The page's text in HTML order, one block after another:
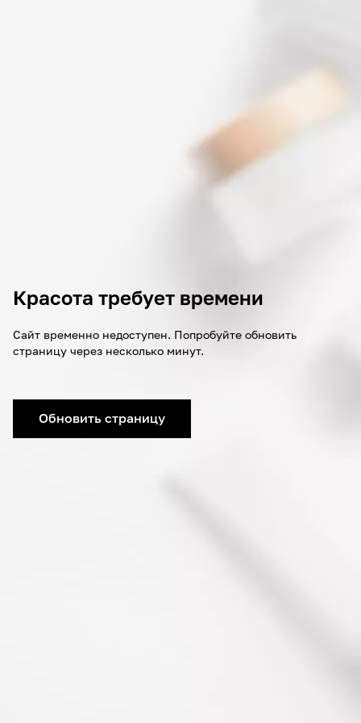
Красота требует времени
Сайт временно недоступен. Попробуйте обновить
страницу через несколько минут.
Обновить страницу